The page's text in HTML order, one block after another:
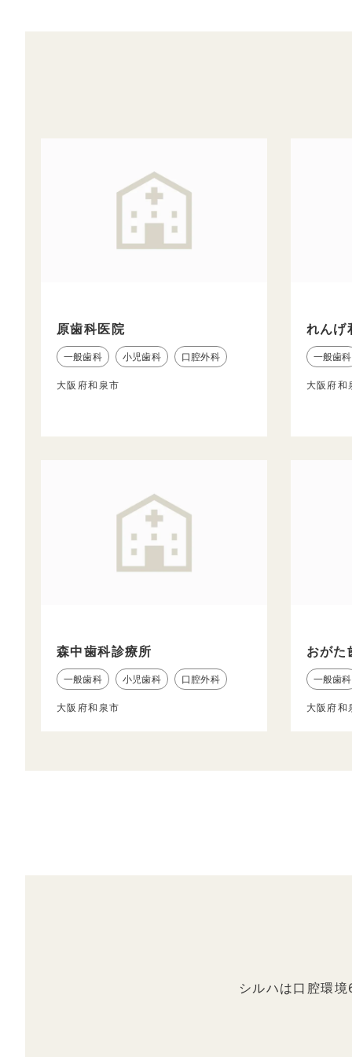
原歯科医院
一般歯科 小児歯科 口腔外科
大阪府和泉市
れんげ
一般歯科
大阪府和
森中歯科診療所
一般歯科 小児歯科 口腔外科
大阪府和泉市
おがた
一般歯科
大阪府和
シルハは口腔環